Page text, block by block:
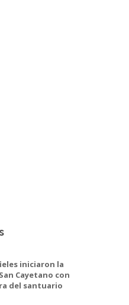
iniciaron la
Cayetano con
del santuario